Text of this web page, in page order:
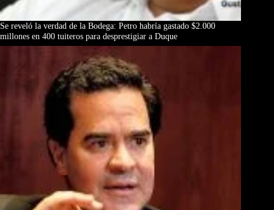
Se reveló la verdad de la Bodega: Petro habría gastado $2.000
millones en 400 tuiteros para desprestigiar a Duque